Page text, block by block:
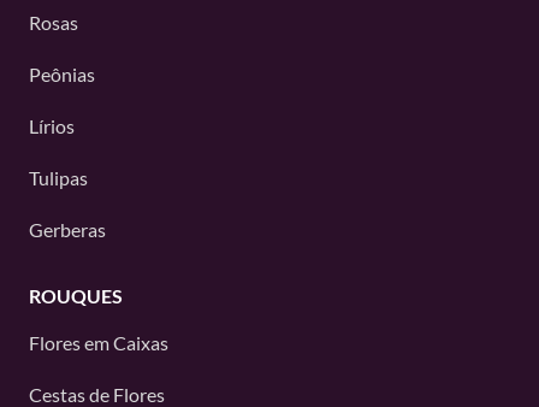
Rosas
Peônias
Lírios
Tulipas
Gerberas
ROUQUES
Flores em Caixas
Cestas de Flores